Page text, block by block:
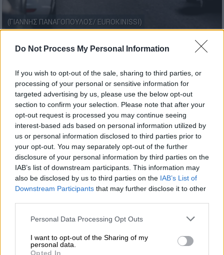
Do Not Process My Personal Information
If you wish to opt-out of the sale, sharing to third parties, or
processing of your personal or sensitive information for
targeted advertising by us, please use the below opt-out
section to confirm your selection. Please note that after your
opt-out request is processed you may continue seeing
interest-based ads based on personal information utilized by
us or personal information disclosed to third parties prior to
your opt-out. You may separately opt-out of the further
disclosure of your personal information by third parties on the
IAB’s list of downstream participants. This information may
also be disclosed by us to third parties on the IAB’s List of
Downstream Participants that may further disclose it to other
Please note that this website/app uses one or more Google
not limited to your visit or usage behaviour. You may click to
grant or deny consent to Google and its third-party tags to
Personal Data Processing Opt Outs
I want to opt-out of the Sharing of my
personal data.
Opted In
(ΓΙΑΝΝΗΣ ΠΑΝΑΓΟΠΟΥΛΟΣ/ EUROKINISSI)
Προσθέστε το ΕΘΝΟΣ στη Google
Αυξημένη δυσκολία στη μετακίνησηεντός
των δρόμων τηςΑττικής σήμερα Παρασκευή
20/02 λόγω τηςεξόδουτων εκδρομέων του
τριημέρου τηςΚαθαράς Δευτέρας.
Ουρές χιλιομέτρων έχουν σχηματιστεί στην
άνοδο τουΚηφισού, από τοΦάληροέως τη
Νέα Φιλαδέλφεια, ενώ δύσκολη η κατάσταση
και στηνΑττική Οδό, όπου σημειώνονται
καθυστερήσεις έως και30 λεπτάαπόΚάντζα